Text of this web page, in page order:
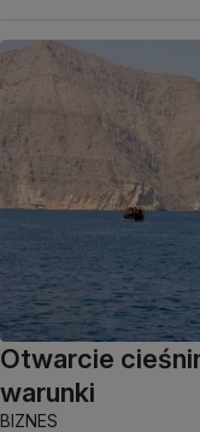
Otwarcie
warunki
BIZNES